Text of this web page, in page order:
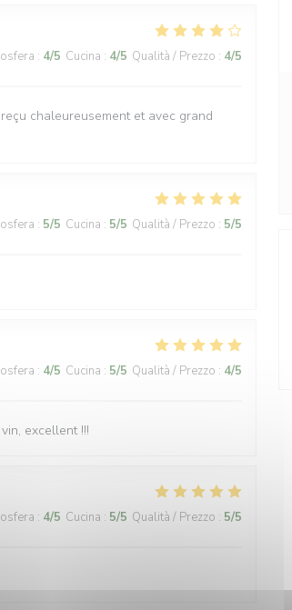
: 4/5 Cucina : 4/5 Qualità / Prezzo : 4/5
chaleureusement et avec grand
: 5/5 Cucina : 5/5 Qualità / Prezzo : 5/5
: 4/5 Cucina : 5/5 Qualità / Prezzo : 4/5
excellent !!!
: 4/5 Cucina : 5/5 Qualità / Prezzo : 5/5